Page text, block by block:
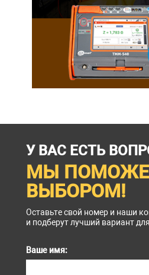
У ВАС ЕСТЬ
МЫ
ВЫБОРОМ!
Оставьте свой номер и наши
и подберут лучший вариант
Ваше имя: